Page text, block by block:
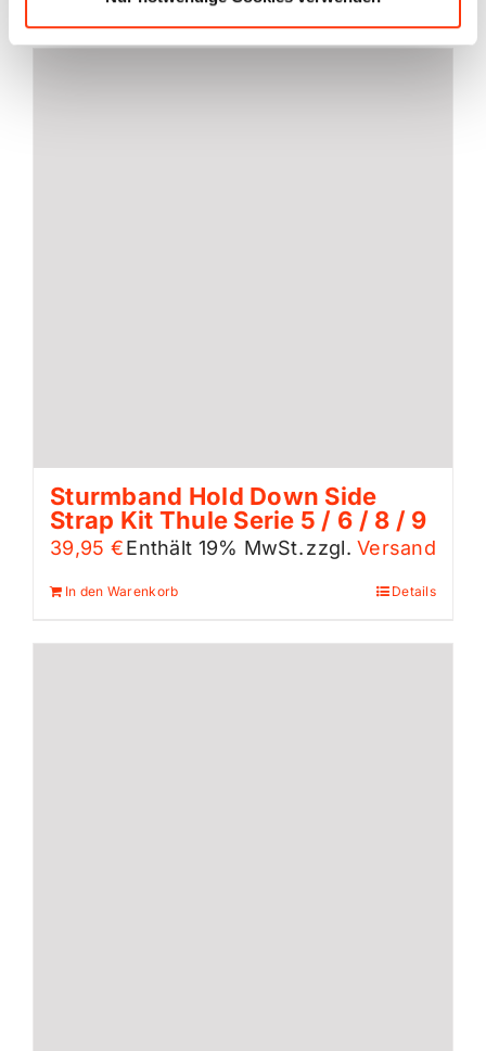
Sturmband Hold Down Side
Strap Kit Thule Serie 5 / 6 / 8 / 9
39,95 €Enthält 19% MwSt.zzgl.Versand
In den Warenkorb Details